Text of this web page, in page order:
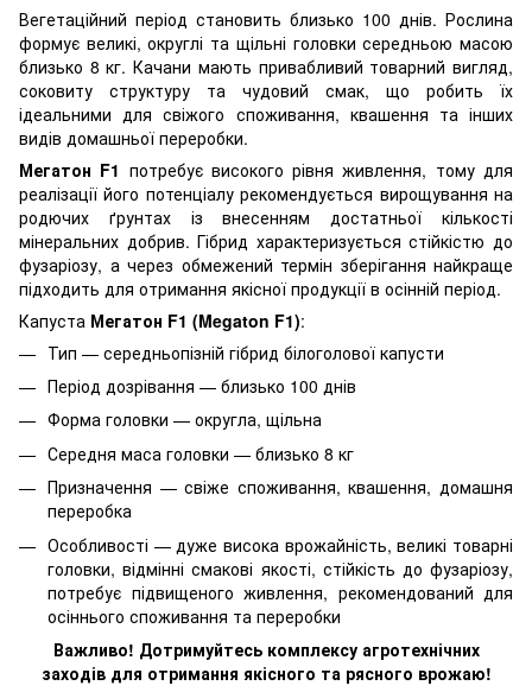
Вегетаційний період становить близько 100 днів. Рослина
формує великі, округлі та щільні головки середньою масою
близько 8 кг. Качани мають привабливий товарний вигляд,
соковиту структуру та чудовий смак, що робить їх
ідеальними для свіжого споживання, квашення та інших
видів домашньої переробки.
Мегатон F1 потребує високого рівня живлення, тому для
реалізації його потенціалу рекомендується вирощування на
родючих ґрунтах із внесенням достатньої кількості
мінеральних добрив. Гібрид характеризується стійкістю до
фузаріозу, а через обмежений термін зберігання найкраще
підходить для отримання якісної продукції в осінній період.
Капуста Мегатон F1 (Megaton F1):
Тип — середньопізній гібрид білоголової капусти
Період дозрівання — близько 100 днів
Форма головки — округла, щільна
Середня маса головки — близько 8 кг
Призначення — свіже споживання, квашення, домашня
переробка
Особливості — дуже висока врожайність, великі товарні
головки, відмінні смакові якості, стійкість до фузаріозу,
потребує підвищеного живлення, рекомендований для
осіннього споживання та переробки
Важливо! Дотримуйтесь комплексу агротехнічних
заходів для отримання якісного та рясного врожаю!